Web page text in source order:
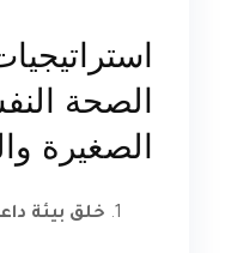
الصحة
الصغيرة
خلق بيئة